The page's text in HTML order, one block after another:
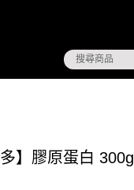
多】膠原蛋白 300g